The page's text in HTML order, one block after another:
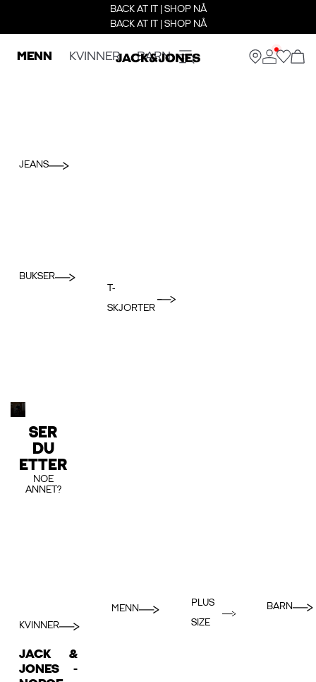
BACK AT IT | SHOP NÅ
BACK AT IT | SHOP NÅ
MENN KVINNER BARN
JEANS
BUKSER
T-
SKJORTER
SER
DU
ETTER
NOE
ANNET?
KVINNER
MENN
PLUS
SIZE
BARN
JACK &
JONES -